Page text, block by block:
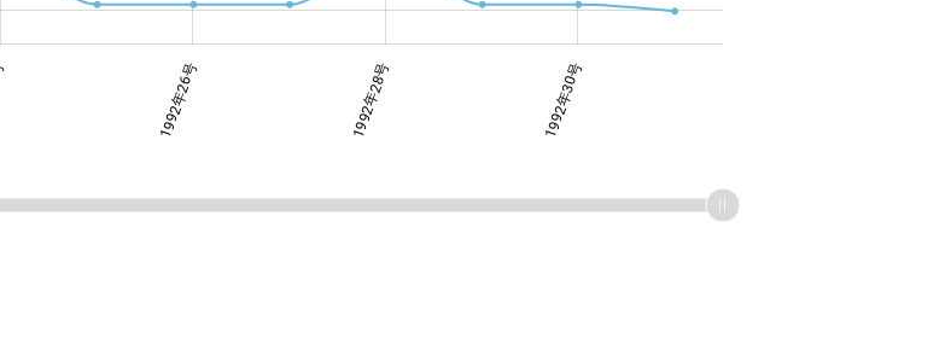
1992年26号 1992年28号 1992年30号